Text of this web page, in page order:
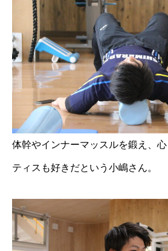
体幹やインナーマッスルを鍛え、
ティスも好きだという小嶋さん。